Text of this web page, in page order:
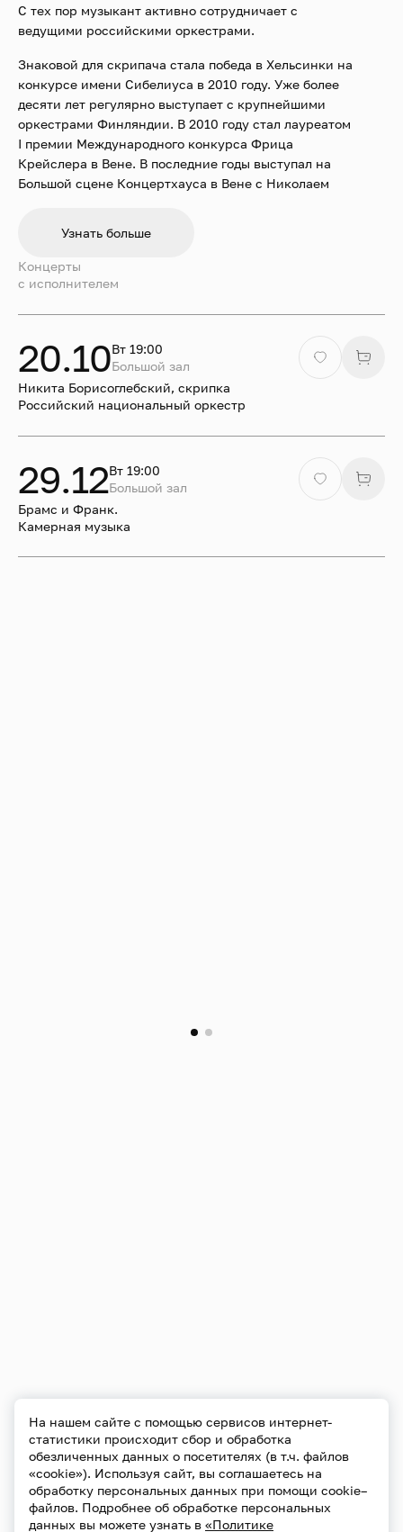
С тех пор музыкант активно сотрудничает с
ведущими российскими оркестрами.
Знаковой для скрипача стала победа в Хельсинки на
конкурсе имени Сибелиуса в 2010 году. Уже более
десяти лет регулярно выступает с крупнейшими
оркестрами Финляндии. В 2010 году стал лауреатом
I премии Международного конкурса Фрица
Крейслера в Вене. В последние годы выступал на
Большой сцене Концертхауса в Вене с Николаем
резидентом Концертхауса в Вене, где выступает в
сезоне 2023–2024 скрипач выступал в Карнеги-
холле и Центре исполнительских искусств Ричарда
Б. Фишера в Нью-Йорке, солировал с Барселонским
симфоническим оркестром, Венским камерным
оркестром, Государственным симфоническим
оркестром Стамбула и Симфоническим оркестром
Тенерифе.
Узнать больше
Концерты
c исполнителем
20.10Вт 19:00
Большой зал
Никита Борисоглебский, скрипка
Российский национальный оркестр
29.12Вт 19:00
Большой зал
Брамс и Франк.
Камерная музыка
На нашем сайте с помощью сервисов интернет-
статистики происходит сбор и обработка
обезличенных данных о посетителях (в т.ч. файлов
«cookie»). Используя сайт, вы соглашаетесь на
обработку персональных данных при помощи cookie–
файлов. Подробнее об обработке персональных
данных вы можете узнать в «Политике